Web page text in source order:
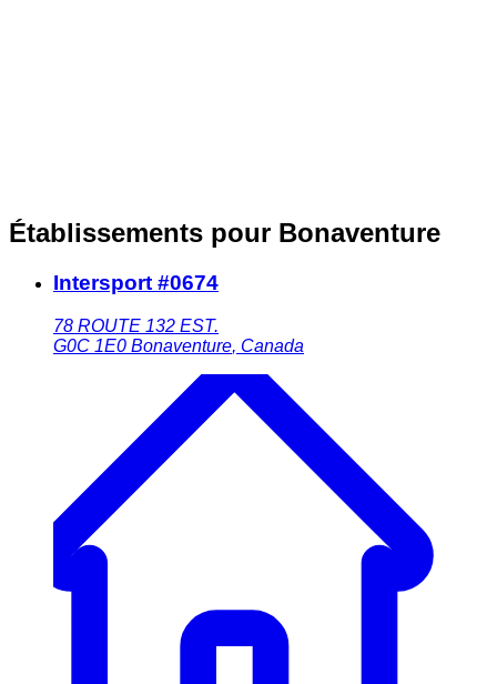
Établissements pour Bonaventure
Intersport #0674
78 ROUTE 132 EST.
G0C 1E0 Bonaventure, Canada